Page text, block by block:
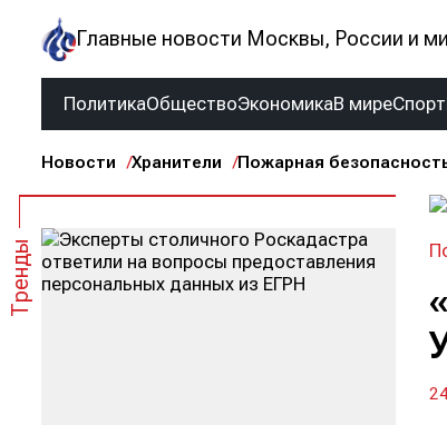
Главные новости Москвы, России и
ПолитикаОбществоЭкономикаВ миреСпорт
Новости Хранители Пожарная
Тренды